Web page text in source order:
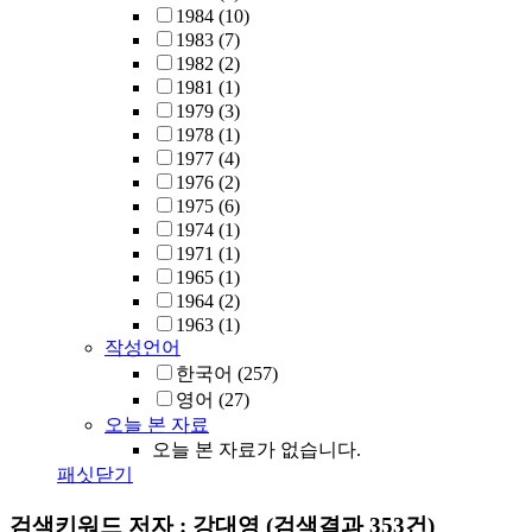
1984 (10)
1983 (7)
1982 (2)
1981 (1)
1979 (3)
1978 (1)
1977 (4)
1976 (2)
1975 (6)
1974 (1)
1971 (1)
1965 (1)
1964 (2)
1963 (1)
작성언어
한국어 (257)
영어 (27)
오늘 본 자료
오늘 본 자료가 없습니다.
패싯닫기
검색키워드 저자 : 강대영 (검색결과 353건)